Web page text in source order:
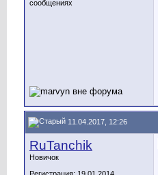
сообщениях
11.04.2017, 12:26
RuTanchik
Новичок